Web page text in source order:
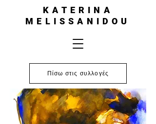
KATERINA
MELISSANIDOU
Πίσω στις συλλογές